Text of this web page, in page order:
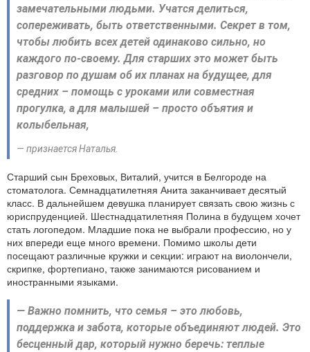
замечательными людьми. Учатся делиться,
сопереживать, быть ответственными. Секрет в том,
чтобы любить всех детей одинаково сильно, но
каждого по-своему. Для старших это может быть
разговор по душам об их планах на будущее, для
средних – помощь с уроками или совместная
прогулка, а для малышей – просто объятия и
колыбельная,
— признается Наталья.
Старший сын Бреховых, Виталий, учится в Белгороде на
стоматолога. Семнадцатилетняя Анита заканчивает десятый
класс. В дальнейшем девушка планирует связать свою жизнь с
юриспруденцией. Шестнадцатилетняя Полина в будущем хочет
стать логопедом. Младшие пока не выбрали профессию, но у
них впереди еще много времени. Помимо школы дети
посещают различные кружки и секции: играют на виолончели,
скрипке, фортепиано, также занимаются рисованием и
иностранными языками.
— Важно помнить, что семья – это любовь,
поддержка и забота, которые объединяют людей. Это
бесценный дар, который нужно беречь: теплые